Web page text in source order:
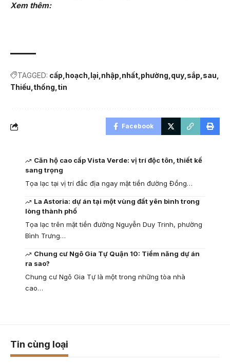
Xem thêm:
TAGGED: cấp hoạch lại nhập nhất phường quy sắp sau
Thiếu thống tin
Facebook
Căn hộ cao cấp Vista Verde: vị trí độc tôn, thiết kế
sang trọng
Tọa lạc tại vị trí đắc địa ngay mặt tiền đường Đồng…
La Astoria: dự án tại một vùng đất yên bình trong
lòng thành phố
Tọa lạc trên mặt tiền đường Nguyễn Duy Trinh, phường
Bình Trưng…
Chung cư Ngô Gia Tự Quận 10: Tiềm năng dự án
ra sao?
Chung cư Ngô Gia Tự là một trong những tòa nhà
cao…
Tin cùng loại